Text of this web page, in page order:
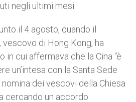
negli ultimi mesi.
il 4 agosto, quando il
vescovo di Hong Kong, ha
in cui affermava che la Cina “è
un’intesa con la Santa Sede
dei vescovi della Chiesa
cercando un accordo